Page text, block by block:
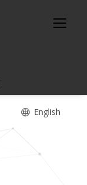
English